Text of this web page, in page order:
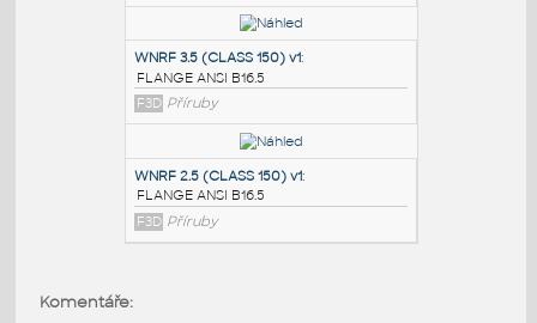
SORF 1.5 (CLASS 150):
FLANGE ANSI B16.5
F3D Příruby
WNRF 5 (CLASS 150) v1
FLANGE ANSI B16.5
F3D Příruby
Komentáře: